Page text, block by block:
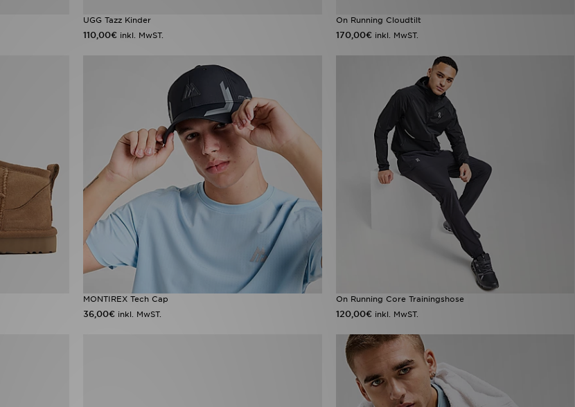
UGG Tazz Kinder
110,00€ inkl. MwST.
On Running Cloudtilt
170,00€ inkl. MwST.
MONTIREX Tech Cap
36,00€ inkl. MwST.
On Running Core Trainingshose
120,00€ inkl. MwST.